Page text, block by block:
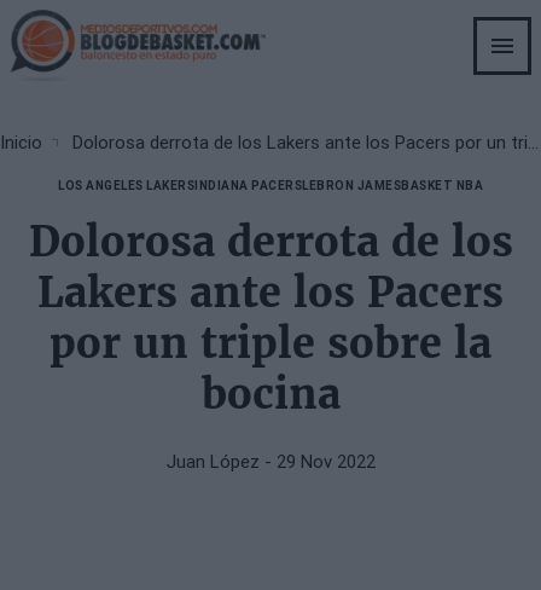
Skip
to
main
Breadcrumb
Inicio Dolorosa derrota de los Lakers ante los Pacers por un triple sobre la bocina
LOS ANGELES LAKERS INDIANA PACERSLEBRON JAMESBASKET NBA
Dolorosa derrota de los
Lakers ante los Pacers
por un triple sobre la
bocina
Juan López - 29 Nov 2022